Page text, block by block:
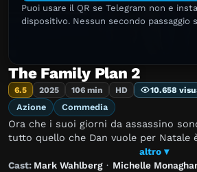
Puoi usare il QR se Telegram non e
dispositivo. Nessun secondo passaggio
The Family Plan 2
6.5 2025 106 min HD 10.658
Azione Commedia
Ora che i suoi giorni da assassino
tutto quello che Dan vuole per Natale
momenti con i suoi figli. Ma quando
ha altri programmi, prenota un viaggio
altro ▾
Cast: Mark Wahlberg· Michelle